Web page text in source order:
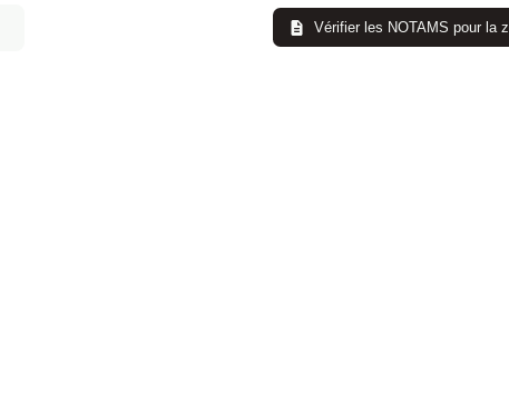
Vérifier les NOTAMS pour la